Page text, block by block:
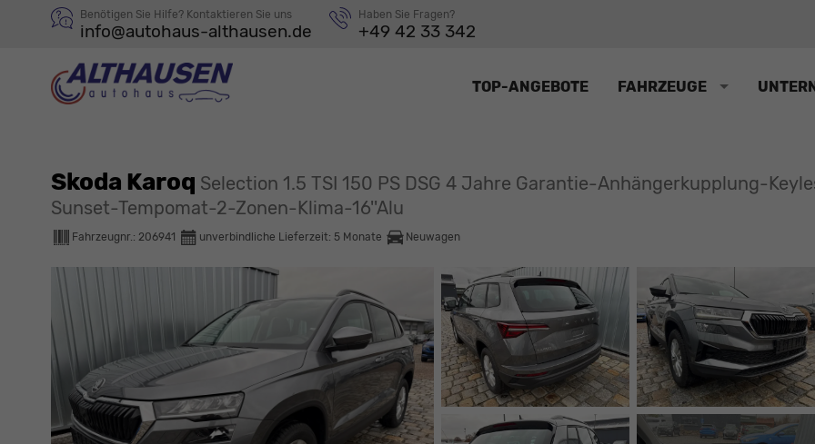
Benötigen Sie Hilfe? Kontaktieren Sie uns
info@autohaus-althausen.de
Haben Sie Fragen?
+49 42 33 342
TOP-ANGEBOTE FAHRZEUGE
Skoda Karoq Selection 1.5 TSI 150 PS DSG 4 Jahre Garantie-Anhängerkupplung-
Sunset-Tempomat-2-Zonen-Klima-16''Alu
Fahrzeugnr.: 206941 unverbindliche Lieferzeit: 5 Monate Neuwagen